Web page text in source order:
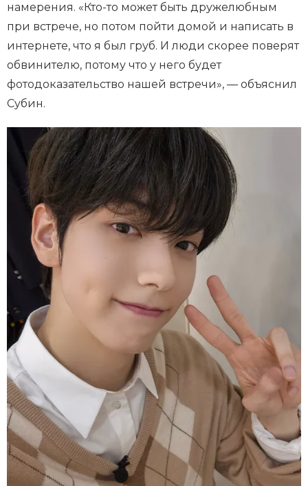
намерения. «Кто-то может быть дружелюбным
при встрече, но потом пойти домой и написать в
интернете, что я был груб. И люди скорее поверят
обвинителю, потому что у него будет
фотодоказательство нашей встречи», — объяснил
Субин.